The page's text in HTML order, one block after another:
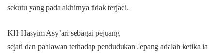
sekutu yang pada akhirnya tidak terjadi.
KH Hasyim Asy’ari sebagai pejuang
sejati dan pahlawan terhadap pendudukan Jepang adalah ketika ia